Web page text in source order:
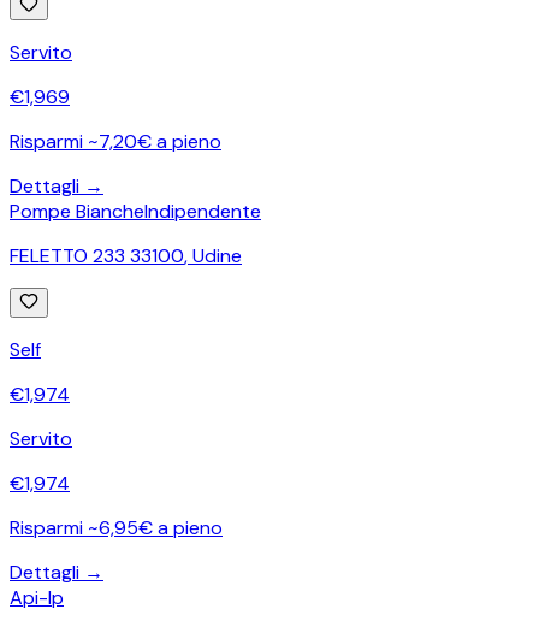
Servito
€1,969
Risparmi ~7,20€ a pieno
Dettagli →
Pompe BiancheIndipendente
FELETTO 233 33100,Udine
Self
€1,974
Servito
€1,974
Risparmi ~6,95€ a pieno
Dettagli →
Api-Ip